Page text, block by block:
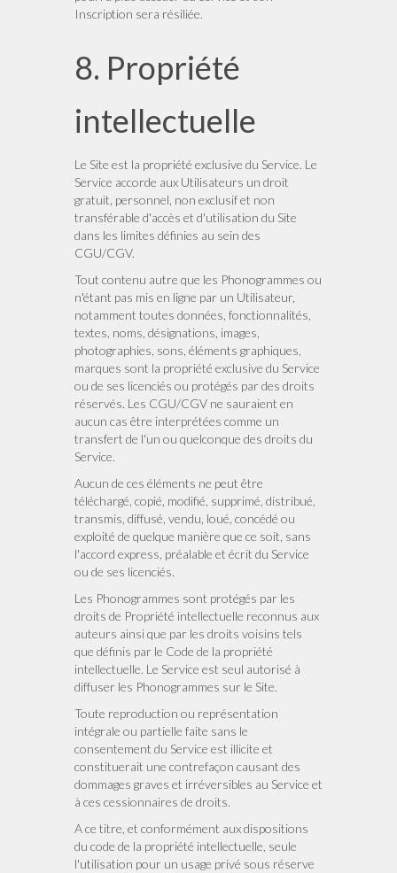
Inscription sera résiliée.
8. Propriété
intellectuelle
Le Site est la propriété exclusive du Service. Le
Service accorde aux Utilisateurs un droit
gratuit, personnel, non exclusif et non
transférable d'accès et d'utilisation du Site
dans les limites définies au sein des
CGU/CGV.
Tout contenu autre que les Phonogrammes ou
n'étant pas mis en ligne par un Utilisateur,
notamment toutes données, fonctionnalités,
textes, noms, désignations, images,
photographies, sons, éléments graphiques,
marques sont la propriété exclusive du Service
ou de ses licenciés ou protégés par des droits
réservés. Les CGU/CGV ne sauraient en
aucun cas être interprétées comme un
transfert de l'un ou quelconque des droits du
Service.
Aucun de ces éléments ne peut être
téléchargé, copié, modifié, supprimé, distribué,
transmis, diffusé, vendu, loué, concédé ou
exploité de quelque manière que ce soit, sans
l'accord express, préalable et écrit du Service
ou de ses licenciés.
Les Phonogrammes sont protégés par les
droits de Propriété intellectuelle reconnus aux
auteurs ainsi que par les droits voisins tels
que définis par le Code de la propriété
intellectuelle. Le Service est seul autorisé à
diffuser les Phonogrammes sur le Site.
Toute reproduction ou représentation
intégrale ou partielle faite sans le
consentement du Service est illicite et
constituerait une contrefaçon causant des
dommages graves et irréversibles au Service et
à ces cessionnaires de droits.
A ce titre, et conformément aux dispositions
du code de la propriété intellectuelle, seule
l'utilisation pour un usage privé sous réserve